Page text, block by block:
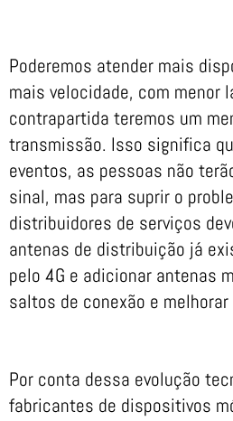
Poderemos atender mais
mais velocidade, com menor
contrapartida teremos um
transmissão. Isso significa
eventos, as pessoas não
sinal, mas para suprir o
distribuidores de serviços
antenas de distribuição já
pelo 4G e adicionar antenas
saltos de conexão e
Por conta dessa evolução
fabricantes de dispositivos